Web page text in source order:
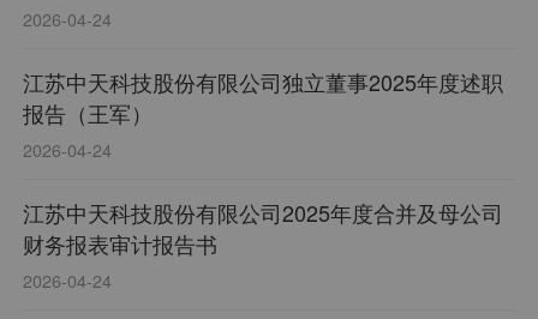
2026-04-24
江苏中天科技股份有限公司独立董事2025年度述职
报告（王军）
2026-04-24
江苏中天科技股份有限公司2025年度合并及母公司
财务报表审计报告书
2026-04-24